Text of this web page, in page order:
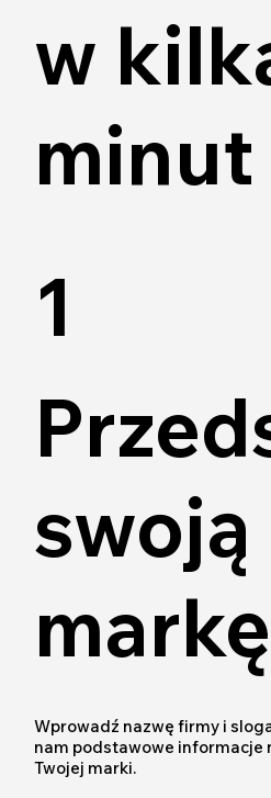
w
minut
1
swoją
markę
Wprowadź nazwę firmy i
nam podstawowe informacje
Twojej marki.